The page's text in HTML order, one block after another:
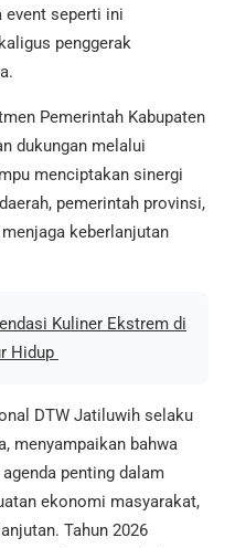
event seperti ini
penggerak
Pemerintah Kabupaten
dukungan melalui
menciptakan sinergi
pemerintah provinsi,
keberlanjutan
Kuliner Ekstrem di
Hidup
DTW Jatiluwih selaku
menyampaikan bahwa
penting dalam
ekonomi masyarakat,
Tahun 2026